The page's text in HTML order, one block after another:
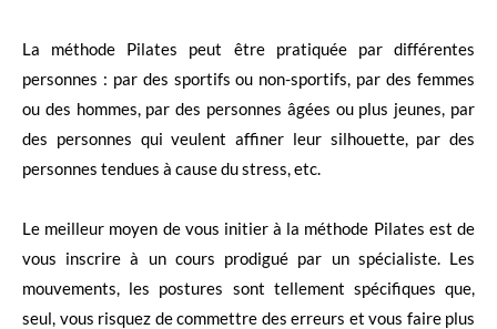
La méthode Pilates peut être pratiquée par différentes
personnes : par des sportifs ou non-sportifs, par des femmes
ou des hommes, par des personnes âgées ou plus jeunes, par
des personnes qui veulent affiner leur silhouette, par des
personnes tendues à cause du stress, etc.
Le meilleur moyen de vous initier à la méthode Pilates est de
vous inscrire à un cours prodigué par un spécialiste. Les
mouvements, les postures sont tellement spécifiques que,
seul, vous risquez de commettre des erreurs et vous faire plus